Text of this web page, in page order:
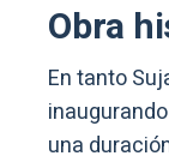
Obra
En tanto
una